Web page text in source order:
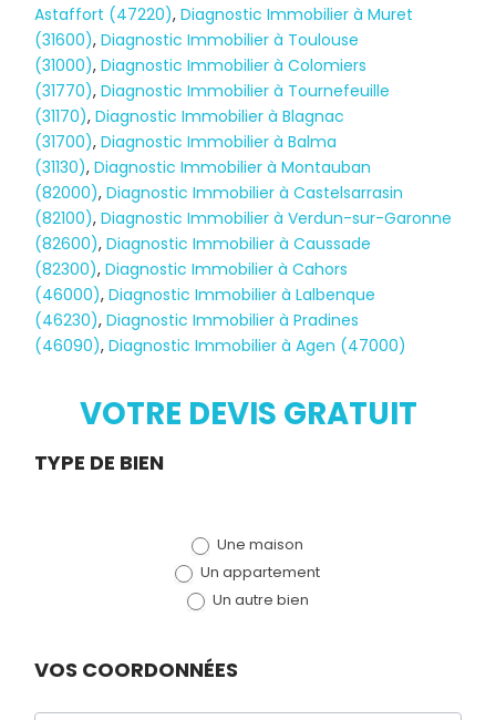
Diagnostic
TERMITES
Astaffort (47220),Diagnostic Immobilier à Muret
(31600),Diagnostic Immobilier à Toulouse
(31000),Diagnostic Immobilier à Colomiers
(31770),Diagnostic Immobilier à Tournefeuille
(31170),Diagnostic Immobilier à Blagnac
(31700),Diagnostic Immobilier à Balma
(31130),Diagnostic Immobilier à Montauban
(82000),Diagnostic Immobilier à Castelsarrasin
(82100),Diagnostic Immobilier à Verdun-sur-Garonne
(82600),Diagnostic Immobilier à Caussade
(82300),Diagnostic Immobilier à Cahors
(46000),Diagnostic Immobilier à Lalbenque
(46230),Diagnostic Immobilier à Pradines
(46090),Diagnostic Immobilier à Agen (47000)
VOTRE DEVIS GRATUIT
Demande
TYPE DE BIEN
Une maison
Un appartement
Un autre bien
VOS COORDONNÉES